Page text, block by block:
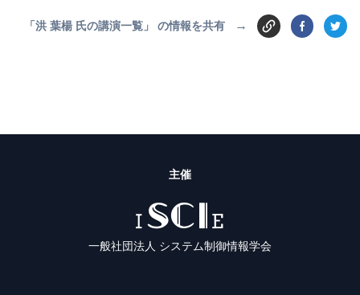
「洪 葉楊 氏の講演一覧」 の情報を共有 →
主催
ISCIE
一般社団法人 システム制御情報学会